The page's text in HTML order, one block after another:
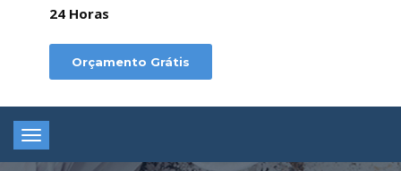
24 Horas
Orçamento Grátis
Toggle
navigation